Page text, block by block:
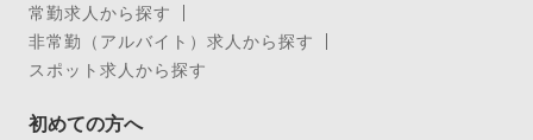
常勤求人から探す
非常勤（アルバイト）求人から探す
スポット求人から探す
初めての方へ